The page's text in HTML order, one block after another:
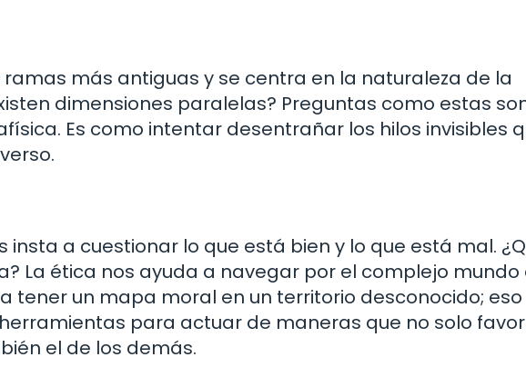
más antiguas y se centra en la naturaleza de la
dimensiones paralelas? Preguntas como estas
Es como intentar desentrañar los hilos invisibles
insta a cuestionar lo que está bien y lo que está mal.
La ética nos ayuda a navegar por el complejo mundo
tener un mapa moral en un territorio desconocido; eso
para actuar de maneras que no solo
el de los demás.